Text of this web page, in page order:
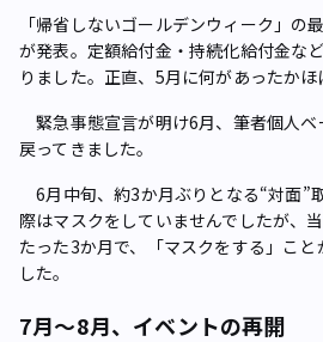
「帰省しないゴールデンウィーク」の
が発表。定額給付金・持続化給付金な
りました。正直、5月に何があったかほ
緊急事態宣言が明け6月、筆者個人
戻ってきました。
6月中旬、約3か月ぶりとなる“対面”
際はマスクをしていませんでしたが、
たった3か月で、「マスクをする」こ
した。
7月～8月、イベントの再開